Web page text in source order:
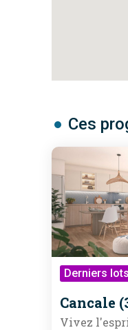
Ces
Derniers lots
Cancale
Vivez